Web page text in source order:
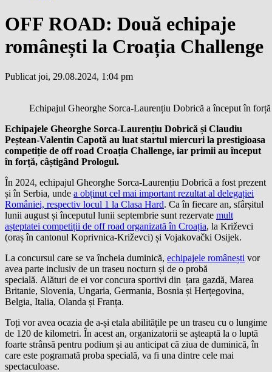
OFF ROAD: Două echipaje
românești la Croația Challenge
Publicat joi, 29.08.2024, 1:04 pm
Echipajul Gheorghe Sorca-Laurențiu Dobrică a început în
Echipajele Gheorghe Sorca-Laurențiu Dobrică și Claudiu
Peștean-Valentin Capotă au luat startul miercuri la prestigioasa
competiție de off road Croația Challenge, iar primii au început
în forță, câștigând Prologul.
În 2024, echipajul Gheorghe Sorca-Laurențiu Dobrică a fost prezent
și în Serbia, unde a obținut cel mai important rezultat al delegației
României, respectiv locul 1 la Clasa Hard. Ca în fiecare an, sfârșitul
lunii august și începutul lunii septembrie sunt rezervate mult
așteptatei competiții de off road organizată în Croația, la Križevci
(oraș în cantonul Koprivnica-Križevci) și Vojakovački Osijek.
La concursul care se va încheia duminică, echipajele românești vor
avea parte inclusiv de un traseu nocturn și de o probă
specială. Alături de ei vor concura sportivi din țara gazdă, Marea
Britanie, Slovenia, Ungaria, Germania, Bosnia și Herțegovina,
Belgia, Italia, Olanda și Franța.
Toți vor avea ocazia de a-și etala abilitățile pe un traseu cu o lungime
de 120 de kilometri. În acest an, organizatorii se așteaptă la o luptă
foarte strânsă pentru podium și au anticipat că ziua de duminică, în
care este pogramată proba specială, va fi una dintre cele mai
spectaculoase.